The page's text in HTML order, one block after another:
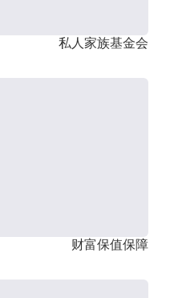
私人家族基金会
财富保值保障